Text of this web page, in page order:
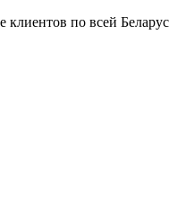
клиентов по всей